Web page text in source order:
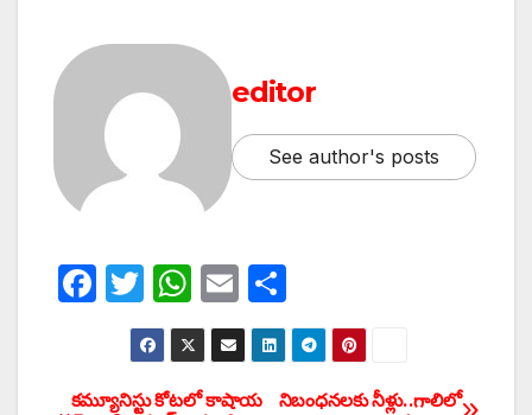
editor
See author's posts
F
e
T
w
itt
er
W
h
at
s
E
m
ail
h
ar
e
‌నిబంధనలకు నీళ్లు..గాలిలో
కమ్యూనిస్టు కోటలో కాషాయ